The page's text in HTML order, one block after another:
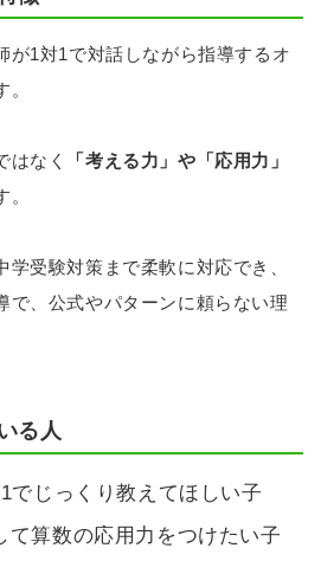
が1対1で対話しながら指導するオ
はなく
「考える力」や「応用力」
受験対策まで柔軟に対応でき、
で、公式やパターンに頼らない理
る人
でじっくり教えてほしい子
て算数の応用力をつけたい子